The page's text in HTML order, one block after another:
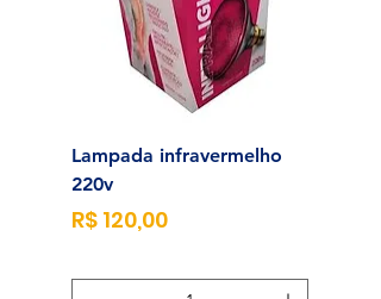
Lampada infravermelho
220v
Preço
R$ 120,00